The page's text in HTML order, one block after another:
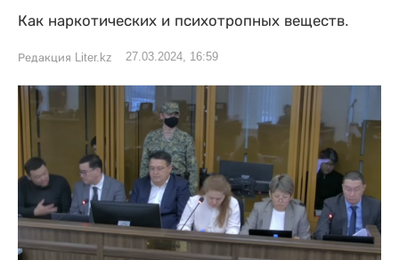
Как наркотических и психотропных веществ.
Редакция Liter.kz 27.03.2024, 16:59